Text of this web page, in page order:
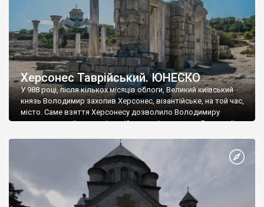
Херсонес Таврійський. ЮНЕСКО
У 988 році, після кількох місяців облоги, Великий київський
князь Володимир захопив Херсонес, візантійське, на той час,
місто. Саме взяття Херсонесу дозволило Володимиру
диктувати свої умови візантійському імператору Василю ІІ, та
Херсонесі Володимир-язичник, став Василем-християнином.
А потім було Хрещення Русі. На честь Херсонесу Таврійського